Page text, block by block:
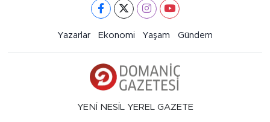
Yazarlar Ekonomi Yaşam Gündem
YENİ NESİL YEREL GAZETE